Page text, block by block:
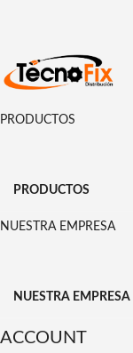
PRODUCTOS
PRODUCTOS
NUESTRA EMPRESA
NUESTRA EMPRESA
ACCOUNT